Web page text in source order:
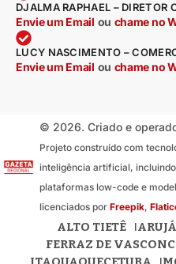
DJALMA RAPHAEL – DIRETOR
Envie um Email ou chame no
LUCY NASCIMENTO –
Envie um Email ou chame no
© 2026. Criado e
Projeto construído com
inteligência artificial,
plataformas low-code e
licenciados por Freepik,
ALTO TIETÊ ARUJÁ
FERRAZ DE